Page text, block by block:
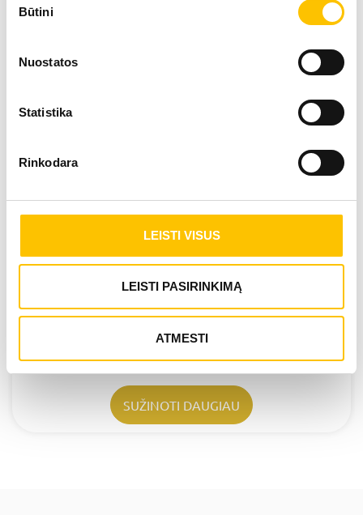
pasirinkimas
Būtini
Nuostatos
Statistika
Rinkodara
LEISTI VISUS
LEISTI PASIRINKIMĄ
ATMESTI
Kitos plastinės chirurgijos paslaugos
STRINGANČIO PIRŠTO GYDYMAS
SUŽINOTI DAUGIAU